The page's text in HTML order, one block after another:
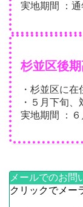
実地期間 ：通
杉並区後
・杉並区に
・５月下旬
実地期間 ：
メールでのお
クリックでメー